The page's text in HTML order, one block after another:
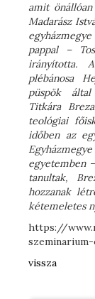
amit
Madarász
pappal –
irányította.
plébánosa
püspök által
Titkára
teológiai
időben az
egyetemben
tanultak,
hozzanak
kétemeletes
https://
vissza